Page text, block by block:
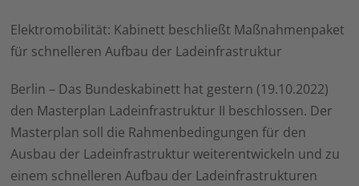
Elektromobilität: Kabinett beschließt Maßnahmenpaket
für schnelleren Aufbau der Ladeinfrastruktur
Berlin – Das Bundeskabinett hat gestern (19.10.2022)
den Masterplan Ladeinfrastruktur II beschlossen. Der
Masterplan soll die Rahmenbedingungen für den
Ausbau der Ladeinfrastruktur weiterentwickeln und zu
einem schnelleren Aufbau der Ladeinfrastrukturen